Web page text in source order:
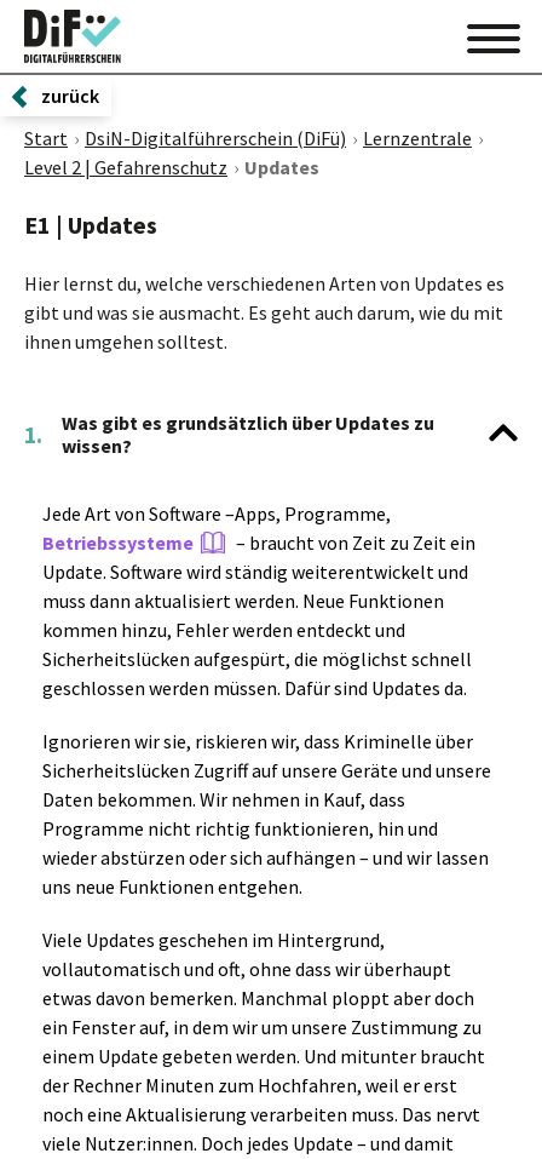
zurück
Start
DsiN-Digitalführerschein (DiFü)
Lernzentrale
Level 2 | Gefahrenschutz
Updates
E1 | Updates
Hier lernst du, welche verschiedenen Arten von Updates es
gibt und was sie ausmacht. Es geht auch darum, wie du mit
ihnen umgehen solltest.
1.
Was gibt es grundsätzlich über Updates zu
wissen?
Jede Art von Software –Apps, Programme,
Betriebssysteme
– braucht von Zeit zu Zeit ein
Update. Software wird ständig weiterentwickelt und
muss dann aktualisiert werden. Neue Funktionen
kommen hinzu, Fehler werden entdeckt und
Sicherheitslücken aufgespürt, die möglichst schnell
geschlossen werden müssen. Dafür sind Updates da.
Ignorieren wir sie, riskieren wir, dass Kriminelle über
Sicherheitslücken Zugriff auf unsere Geräte und unsere
Daten bekommen. Wir nehmen in Kauf, dass
Programme nicht richtig funktionieren, hin und
wieder abstürzen oder sich aufhängen – und wir lassen
uns neue Funktionen entgehen.
Viele Updates geschehen im Hintergrund,
vollautomatisch und oft, ohne dass wir überhaupt
etwas davon bemerken. Manchmal ploppt aber doch
ein Fenster auf, in dem wir um unsere Zustimmung zu
einem Update gebeten werden. Und mitunter braucht
der Rechner Minuten zum Hochfahren, weil er erst
noch eine Aktualisierung verarbeiten muss. Das nervt
viele Nutzer:innen. Doch jedes Update – und damit